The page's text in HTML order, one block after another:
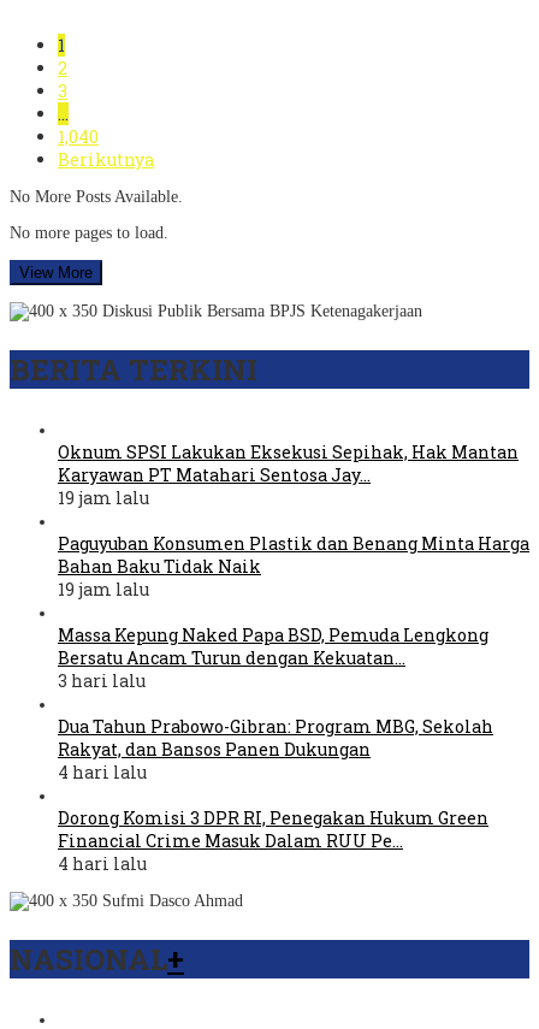
1
2
3
…
1,040
Berikutnya
No More Posts Available.
No more pages to load.
View More
BERITA TERKINI
Oknum SPSI Lakukan Eksekusi Sepihak, Hak Mantan
Karyawan PT Matahari Sentosa Jay…
19 jam lalu
Paguyuban Konsumen Plastik dan Benang Minta Harga
Bahan Baku Tidak Naik
19 jam lalu
Massa Kepung Naked Papa BSD, Pemuda Lengkong
Bersatu Ancam Turun dengan Kekuatan…
3 hari lalu
Dua Tahun Prabowo-Gibran: Program MBG, Sekolah
Rakyat, dan Bansos Panen Dukungan
4 hari lalu
Dorong Komisi 3 DPR RI, Penegakan Hukum Green
Financial Crime Masuk Dalam RUU Pe…
4 hari lalu
NASIONAL+